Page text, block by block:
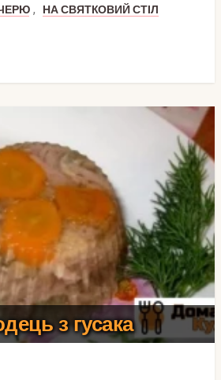
,
НА СВЯТКОВИЙ СТІЛ
з гусака